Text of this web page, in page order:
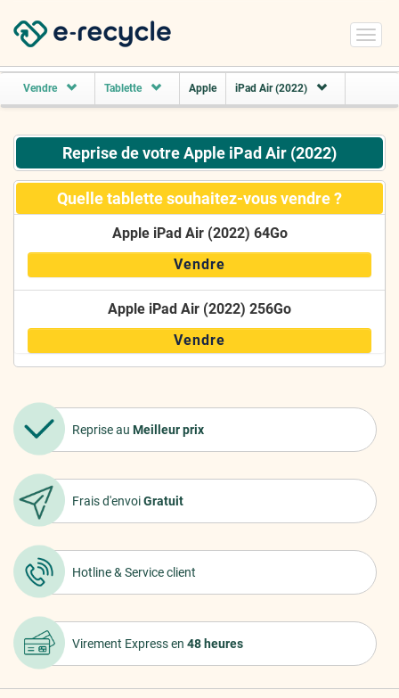
Vendre Tablette Apple iPad Air (2022)
Reprise de votre Apple iPad Air (2022)
Quelle tablette souhaitez-vous vendre ?
Apple iPad Air (2022) 64Go
Vendre
Apple iPad Air (2022) 256Go
Vendre
Reprise au Meilleur prix
Frais d'envoiGratuit
Hotline & Service client
Virement Expressen 48 heures